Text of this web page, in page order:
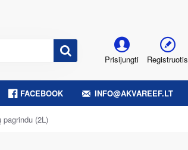
Prisijungti Registruotis
FACEBOOK INFO@AKVAREEF.LT
(2L)